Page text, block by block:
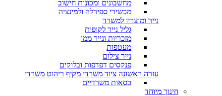
מחשבונים ומכונות חישוב
מכשירי ספירלה ולמינציה
נייר ומוצריו למשרד
גליל נייר לקופות
מזכריות ונייר ממו
מעטפות
נייר צילום
פנקסים דפדפות ובלוקים
עזרה ראשונה ציוד משרדי מקיף ריהוט משרדי
כסאות משרדיים
חינוך מיוחד